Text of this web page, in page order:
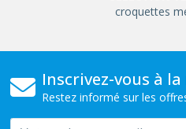
croquettes
Inscrivez-vous à
Restez informé sur les